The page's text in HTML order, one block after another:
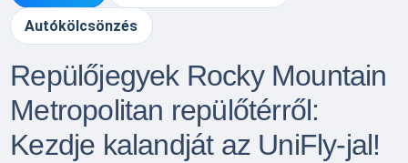
Autókölcsönzés
Repülőjegyek Rocky Mountain
Metropolitan repülőtérről:
Kezdje kalandját az UniFly-jal!